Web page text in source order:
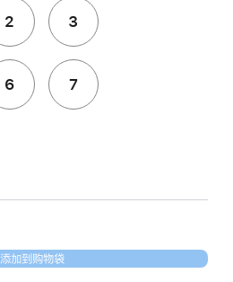
2 3
6 7
添加到购物袋